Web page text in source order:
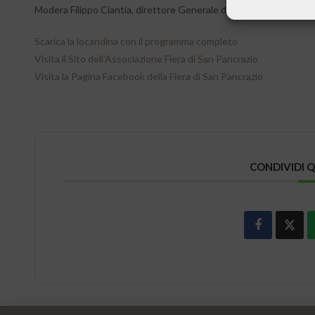
Modera Filippo Ciantia, direttore Generale della Fondazione
Scarica la locandina con il programma completo
Visita il Sito dell’Associazione Fiera di San Pancrazio
Visita la Pagina Facebook della Fiera di San Pancrazio
CONDIVIDI